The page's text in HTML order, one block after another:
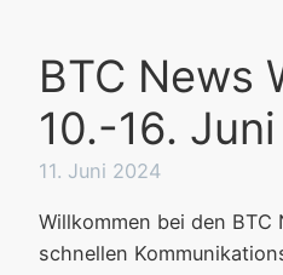
BTC News
10.-16. Juni
11. Juni 2024
Willkommen bei den BTC
schnellen